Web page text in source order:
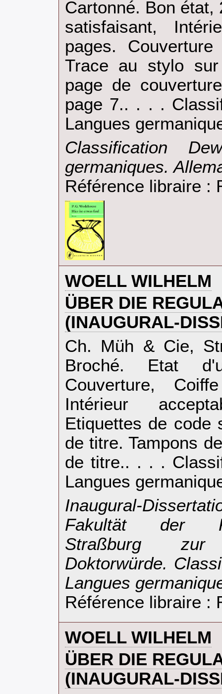
Cartonné. Bon
satisfaisant,
pages.
Trace au stylo
page de
page 7.. . . .
Langues
‎Classification
germaniques.
Référence libraire :
‎WOELL WILHELM‎
‎ÜBER DIE
(INAUGURAL-
‎Ch. Müh & Cie,
Broché. Etat
Couverture,
Intérieur
Etiquettes de code
de titre. Tampons
de titre.. . . .
Langues
‎Inaugural-
Fakultät der
Straßburg
Doktorwürde.
Langues
Référence libraire :
‎WOELL WILHELM‎
‎ÜBER DIE
(INAUGURAL-